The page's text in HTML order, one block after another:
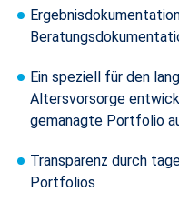
Ein speziell für den
Altersvorsorge
gemanagte Portfolio
Transparenz durch
Portfolios